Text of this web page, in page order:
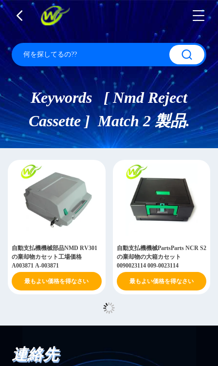
Keywords [ Nmd Reject
Cassette ] Match 2 製品.
自動支払機機械部品NMD RV301
の棄却物カセット工場価格
A003871 A-003871
最もよい価格を得なさい
自動支払機機械PartsParts NCR S2
の棄却物の大箱カセット
0090023114 009-0023114
最もよい価格を得なさい
連絡先